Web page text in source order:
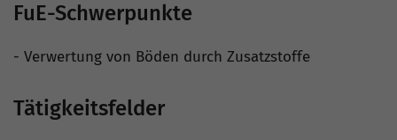
FuE-Schwerpunkte
- Verwertung von Böden durch Zusatzstoffe
Tätigkeitsfelder